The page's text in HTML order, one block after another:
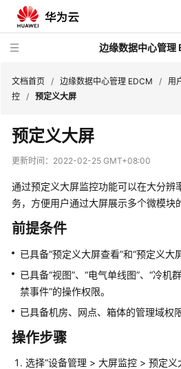
边缘数据中心管理
产
品
介
购
指
南
用
户
指
登
文档首页 / 边缘数据中心管理 EDCM / 用
控 / 预定义大屏
预定义大屏
更新时间： 2022-02-25 GMT+08:00
通过预定义大屏监控功能可以在大分辨
务，方便用户通过大屏展示多个微模块
前提条件
已具备“预定义大屏查看”和“预定义大
已具备“视图”、 “电气单线图”、 “冷机
禁事件”的操作权限。
已具备机房、网点、箱体的管理域权限
操作步骤
选择“设备管理 > 大屏监控 > 预定义